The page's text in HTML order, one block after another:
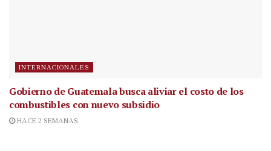
INTERNACIONALES
Gobierno de Guatemala busca aliviar el costo de los
combustibles con nuevo subsidio
HACE 2 SEMANAS